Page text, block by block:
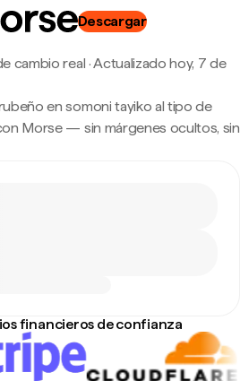
Descargar
cambio real ·Actualizado hoy, 7 de
en somoni tayiko al tipo de
Morse — sin márgenes ocultos, sin
financieros de confianza